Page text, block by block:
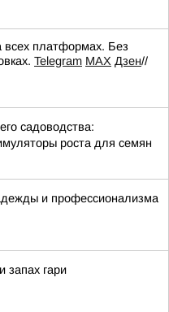
платформах. Без
Telegram MAX Дзен//
садоводства:
роста для семян
и профессионализма
запах гари